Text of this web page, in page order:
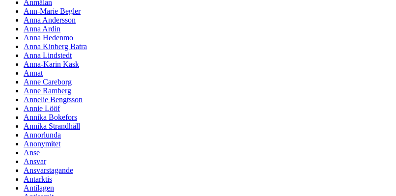
Anmälan
Ann-Marie Begler
Anna Andersson
Anna Ardin
Anna Hedenmo
Anna Kinberg Batra
Anna Lindstedt
Anna-Karin Kask
Annat
Anne Careborg
Anne Ramberg
Annelie Bengtsson
Annie Lööf
Annika Bokefors
Annika Strandhäll
Annorlunda
Anonymitet
Anse
Ansvar
Ansvarstagande
Antarktis
Antilagen